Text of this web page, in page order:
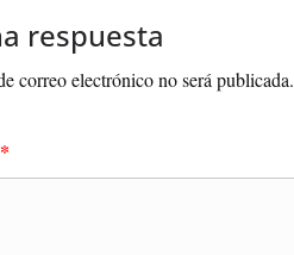
respuesta
correo electrónico no será publicada.
*